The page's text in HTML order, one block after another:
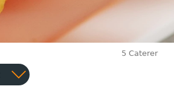
5 Caterer